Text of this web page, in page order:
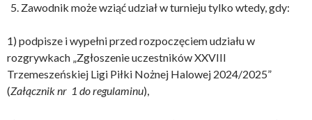
Zawodnik może wziąć udział w turnieju tylko wtedy, gdy:
1) podpisze i wypełni przed rozpoczęciem udziału w
rozgrywkach „Zgłoszenie uczestników XXVIII
Trzemeszeńskiej Ligi Piłki Nożnej Halowej 2024/2025”
(Załącznik nr 1 do regulaminu),